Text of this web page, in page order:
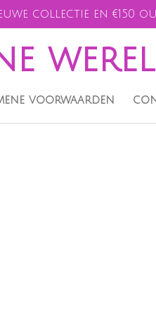
collectie en €150
voorwaarden